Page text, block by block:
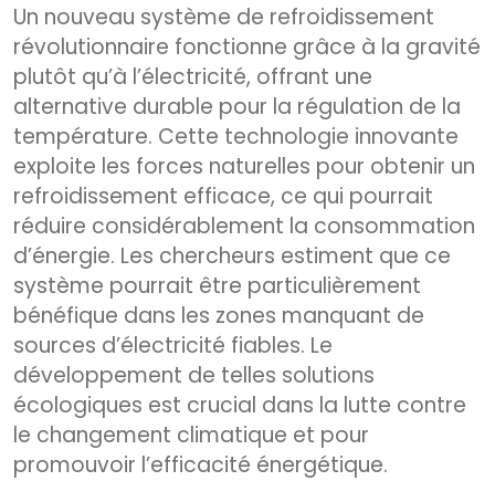
Un nouveau système de refroidissement
révolutionnaire fonctionne grâce à la gravité
plutôt qu’à l’électricité, offrant une
alternative durable pour la régulation de la
température. Cette technologie innovante
exploite les forces naturelles pour obtenir un
refroidissement efficace, ce qui pourrait
réduire considérablement la consommation
d’énergie. Les chercheurs estiment que ce
système pourrait être particulièrement
bénéfique dans les zones manquant de
sources d’électricité fiables. Le
développement de telles solutions
écologiques est crucial dans la lutte contre
le changement climatique et pour
promouvoir l’efficacité énergétique.